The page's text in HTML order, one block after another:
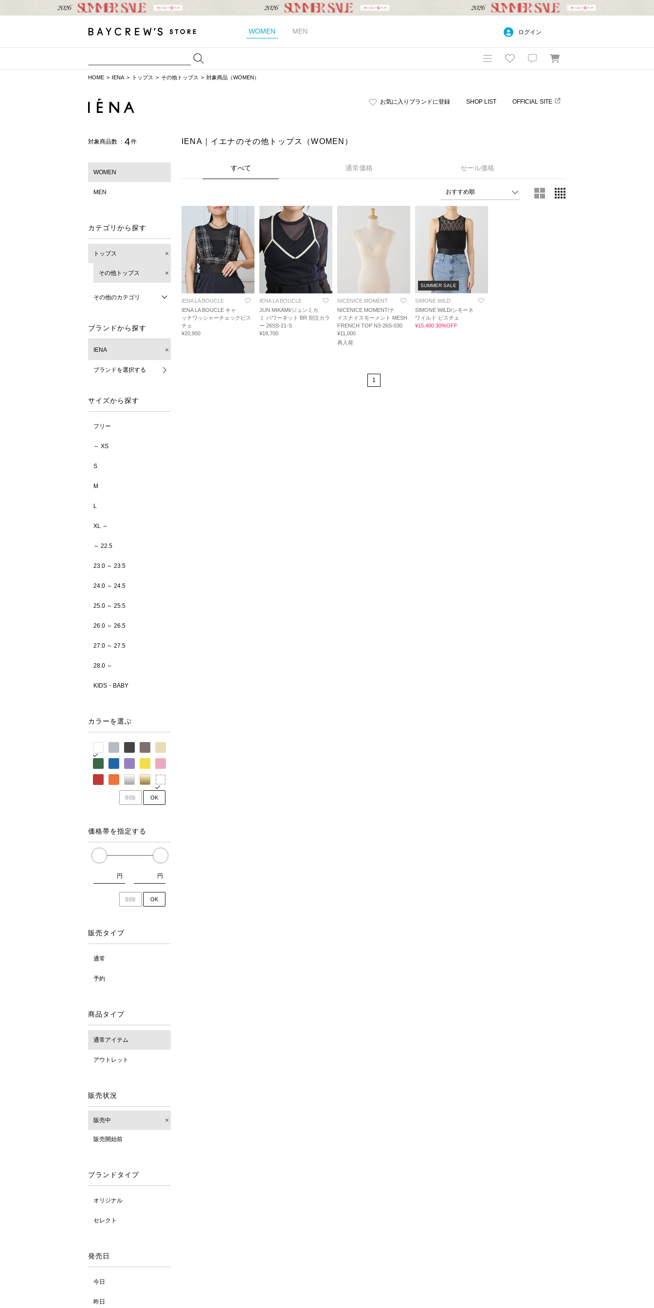
WOMEN MEN ログイン
HOME IENA トップス その他トップス 対象商品（WOMEN）
お気に入りブランドに登録 SHOP LIST OFFICIAL SITE
対象商品数 ： 4件
WOMEN
MEN
カテゴリから探す
トップス
その他トップス
その他のカテゴリ
ブランドから探す
IENA
ブランドを選択する
サイズから探す
フリー
～ XS
S
M
L
XL ～
～ 22.5
23.0 ～ 23.5
24.0 ～ 24.5
25.0 ～ 25.5
26.0 ～ 26.5
27.0 ～ 27.5
28.0 ～
KIDS・BABY
カラーを選ぶ
削除 OK
価格帯を指定する
円 円
削除 OK
販売タイプ
通常
予約
商品タイプ
通常アイテム
アウトレット
販売状況
販売中
販売開始前
ブランドタイプ
オリジナル
セレクト
発売日
今日
昨日
IENA｜イエナのその他トップス（WOMEN）
すべて 通常価格 セール価格
IENA LA BOUCLE
IENA LA BOUCLE キャ
ッチワッシャーチェックビス
チェ
¥20,900
IENA LA BOUCLE
JUN MIKAMI/ジュンミカ
ミ パワーネット BR 別注カラ
ー 26SS-21-S
¥18,700
NICENICE MOMENT
NICENICE MOMENT/ナ
イスナイスモーメント MESH
FRENCH TOP N3-26S-030
¥11,000
再入荷
SUMMER SALE
SIMONE WILD
SIMONE WILD/シモーネ
ワイルド ビスチェ
¥15,400 30%OFF
1